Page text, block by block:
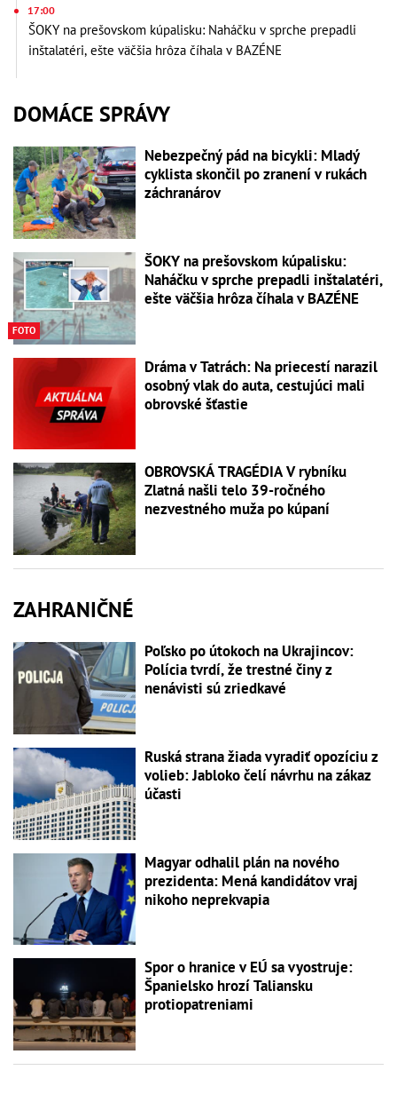
17:00
ŠOKY na prešovskom kúpalisku: Naháčku v sprche prepadli
inštalatéri, ešte väčšia hrôza číhala v BAZÉNE
DOMÁCE SPRÁVY
Nebezpečný pád na bicykli: Mladý
cyklista skončil po zranení v rukách
záchranárov
FOTO
ŠOKY na prešovskom kúpalisku:
Naháčku v sprche prepadli inštalatéri,
ešte väčšia hrôza číhala v BAZÉNE
Dráma v Tatrách: Na priecestí narazil
osobný vlak do auta, cestujúci mali
obrovské šťastie
OBROVSKÁ TRAGÉDIA V rybníku
Zlatná našli telo 39-ročného
nezvestného muža po kúpaní
ZAHRANIČNÉ
Poľsko po útokoch na Ukrajincov:
Polícia tvrdí, že trestné činy z
nenávisti sú zriedkavé
Ruská strana žiada vyradiť opozíciu z
volieb: Jabloko čelí návrhu na zákaz
účasti
Magyar odhalil plán na nového
prezidenta: Mená kandidátov vraj
nikoho neprekvapia
Spor o hranice v EÚ sa vyostruje:
Španielsko hrozí Taliansku
protiopatreniami